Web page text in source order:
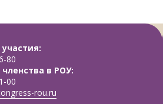
80
в РОУ:
00
rou.ru